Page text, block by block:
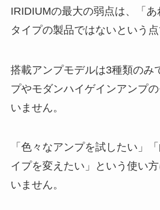
IRIDIUMの最大の弱点は、「あ
タイプの製品ではないという点
搭載アンプモデルは3種類のみ
プやモダンハイゲインアンプ
いません。
「色々なアンプを試したい」
イプを変えたい」という使い
いません。